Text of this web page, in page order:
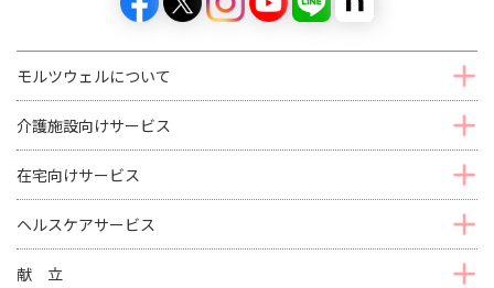
モルツウェルについて
介護施設向けサービス
在宅向けサービス
ヘルスケアサービス
献 立